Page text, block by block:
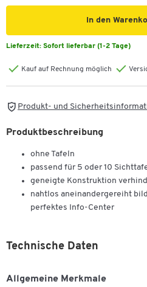
In den
Lieferzeit: Sofort lieferbar (1-2 Tage)
Kauf auf Rechnung möglich
Produkt- und
Produktbeschreibung
ohne Tafeln
passend für 5 oder 10
geneigte Konstruktion
nahtlos aneinandergereiht
perfektes Info-Center
Technische Daten
Allgemeine Merkmale